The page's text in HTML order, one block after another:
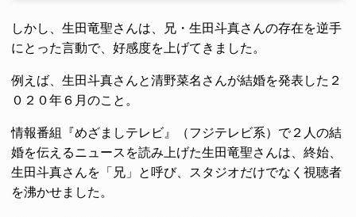
しかし、生田竜聖さんは、兄・生田斗真さんの存在を逆手
にとった言動で、好感度を上げてきました。
例えば、生田斗真さんと清野菜名さんが結婚を発表した２
０２０年６月のこと。
情報番組『めざましテレビ』（フジテレビ系）で２人の結
婚を伝えるニュースを読み上げた生田竜聖さんは、終始、
生田斗真さんを「兄」と呼び、スタジオだけでなく視聴者
を沸かせました。